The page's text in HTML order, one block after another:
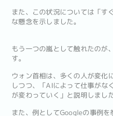
また、この状況については「す
な懸念を示しました。
もう一つの嵐として触れたのが
す。
ウォン首相は、多くの人が変化
しつつ、「AIによって仕事がな
が変わっていく」と説明しました
また、例としてGoogleの事例